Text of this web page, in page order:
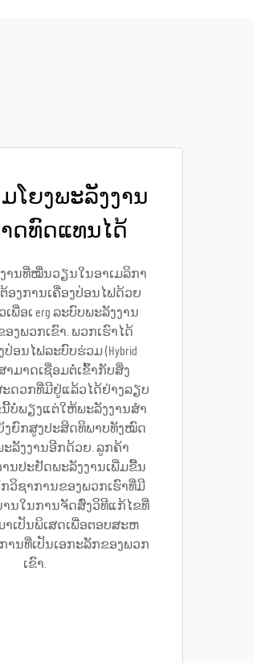
ໂຍງພະລັງງານ
ດທົດແທນໄດ້
ານທີ່ໝື່ນວຽນໃນອາເມລິກາ
ອງການເຄື່ອງປ່ອນໄຟດ້ວຍ
ເພື່ອເ erg ລະບົບພະລັງງານ
ອງພວກເຂົາ. ພວກເຮົາໄດ້
ອນໄຟລະບົບຮ່ວມ (Hybrid
ທີ່ສາມາດເຊື່ອມຕໍ່ເຂົ້າກັບສິ່ງ
ດວກທີ່ມີຢູ່ແລ້ວໄດ້ຢ່າງລຽບ
ບໍ່ພຽງແຕ່ໃຫ້ພະລັງງານສຳ
ງຍົກສູງປະສິດທິພາບທັງໝົດ
ລັງງານອີກດ້ວຍ. ລູກຄ້າ
ນປະຢັດພະລັງງານເພີ່ມຂື້ນ
ກວິຊາການຂອງພວກເຮົາທີ່ມີ
ນໃນການຈັດສົ່ງວິທີແກ້ໄຂທີ່
ເປັນພິເສດເພື່ອຕອບສະຫ
ານທີ່ເປັນເອກະລັກຂອງພວກ
ເຂົາ.